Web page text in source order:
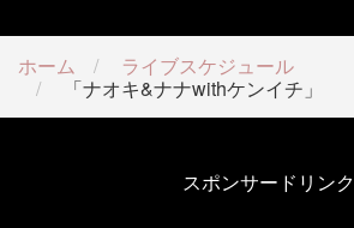
ホーム
ライブスケジュール
「ナオキ&ナナwithケンイチ」
スポンサードリンク